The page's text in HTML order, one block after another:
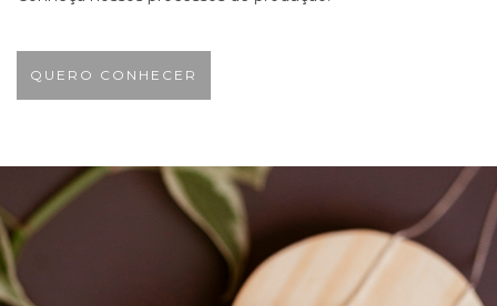
QUERO CONHECER